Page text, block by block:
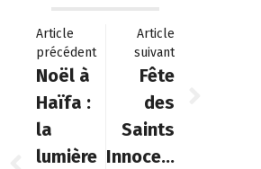
Article
précédent
Noël à
Haïfa :
la
lumière
Article
suivant
Fête
des
Saints
Innocents